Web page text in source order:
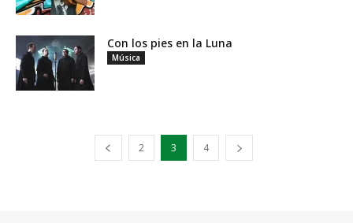
Con los pies en la Luna
Música
2 3 4